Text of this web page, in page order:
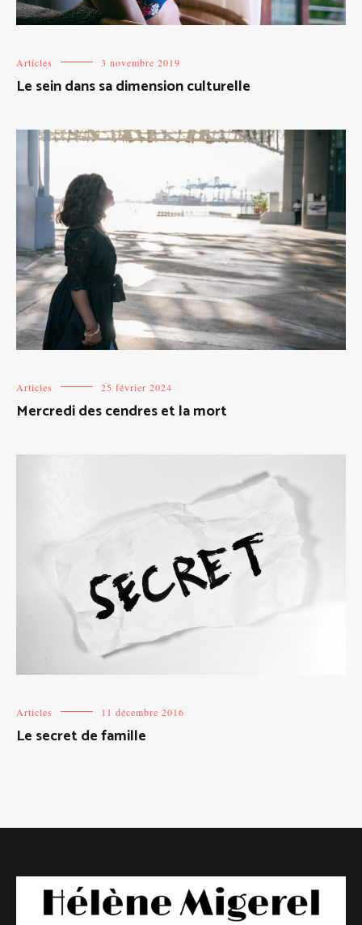
Articles 3 novembre 2019
Le sein dans sa dimension culturelle
Articles 25 février 2024
Mercredi des cendres et la mort
Articles 11 décembre 2016
Le secret de famille